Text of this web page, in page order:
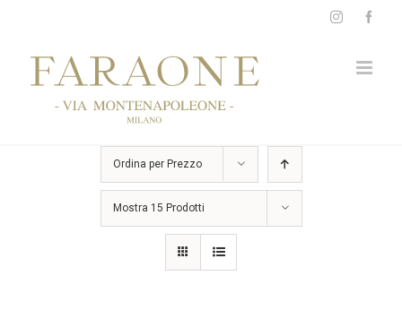
Instagram
Ordina per Prezzo
Mostra 15 Prodotti